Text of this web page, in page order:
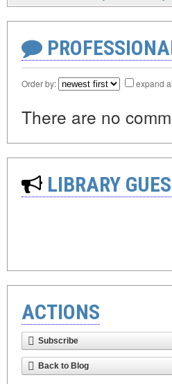
Order by: expand
There are no
LIBRARY
ACTIONS
Subscribe
Back to Blog